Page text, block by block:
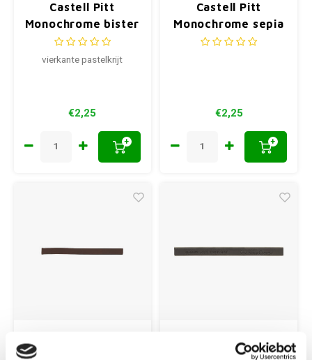
Castell Pitt
Monochrome bister
vierkante pastelkrijt
€2,25
+
Castell Pitt
Monochrome sepia
Roman
€2,25
+
Pastelkrijt Faber
Pastelkrijt Faber